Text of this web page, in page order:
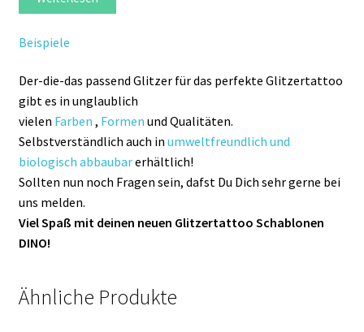
Beispiele
Der-die-das passend Glitzer für das perfekte Glitzertattoo
gibt es in unglaublich
vielen Farben , Formen und Qualitäten.
Selbstverständlich auch in umweltfreundlich und
biologisch abbaubarerhältlich!
Sollten nun noch Fragen sein, dafst Du Dich sehr gerne bei
uns melden.
Viel Spaß mit deinen neuen Glitzertattoo Schablonen
DINO!
Ähnliche Produkte